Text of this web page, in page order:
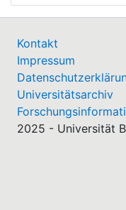
Kontakt
Impressum
Universitätsarchiv
2025 - Universität